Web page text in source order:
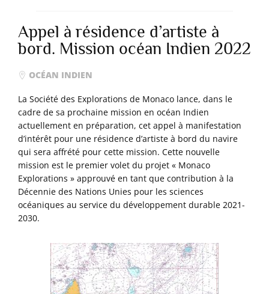
Appel à résidence d’artiste à
bord. Mission océan Indien 2022
OCÉAN INDIEN
La Société des Explorations de Monaco lance, dans le
cadre de sa prochaine mission en océan Indien
actuellement en préparation, cet appel à manifestation
d’intérêt pour une résidence d’artiste à bord du navire
qui sera affrété pour cette mission. Cette nouvelle
mission est le premier volet du projet « Monaco
Explorations » approuvé en tant que contribution à la
Décennie des Nations Unies pour les sciences
océaniques au service du développement durable 2021-
2030.